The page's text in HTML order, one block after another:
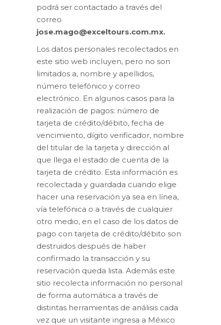
podrá ser contactado a través del
correo
jose.mago@exceltours.com.mx.
Los datos personales recolectados en
este sitio web incluyen, pero no son
limitados a, nombre y apellidos,
número telefónico y correo
electrónico. En algunos casos para la
realización de pagos: número de
tarjeta de crédito/débito, fecha de
vencimiento, dígito verificador, nombre
del titular de la tarjeta y dirección al
que llega el estado de cuenta de la
tarjeta de crédito. Esta información es
recolectada y guardada cuando elige
hacer una reservación ya sea en línea,
vía telefónica o a través de cualquier
otro medio, en el caso de los datos de
pago con tarjeta de crédito/débito son
destruidos después de haber
confirmado la transacción y su
reservación queda lista. Además este
sitio recolecta información no personal
de forma automática a través de
distintas herramientas de análisis cada
vez que un visitante ingresa a México